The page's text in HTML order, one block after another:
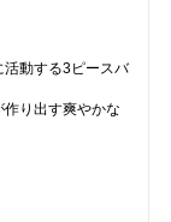
活動する3ピースバ
り出す爽やかな